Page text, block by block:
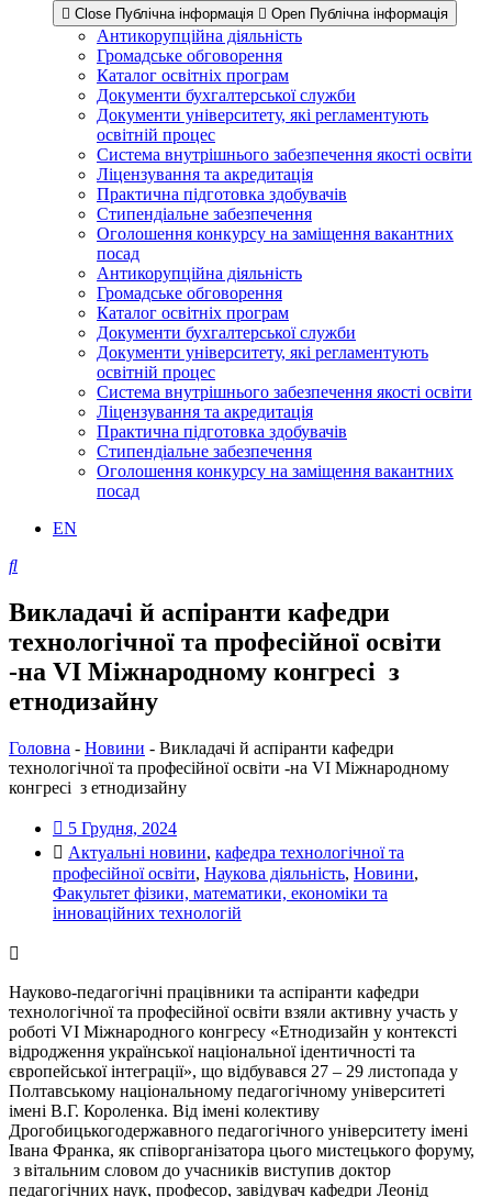
Close Публічна інформація Open Публічна інформація
Антикорупційна діяльність
Громадське обговорення
Каталог освітніх програм
Документи бухгалтерської служби
Документи університету, які регламентують
освітній процес
Система внутрішнього забезпечення якості освіти
Ліцензування та акредитація
Практична підготовка здобувачів
Стипендіальне забезпечення
Оголошення конкурсу на заміщення вакантних
посад
Антикорупційна діяльність
Громадське обговорення
Каталог освітніх програм
Документи бухгалтерської служби
Документи університету, які регламентують
освітній процес
Система внутрішнього забезпечення якості освіти
Ліцензування та акредитація
Практична підготовка здобувачів
Стипендіальне забезпечення
Оголошення конкурсу на заміщення вакантних
посад
EN
Викладачі й аспіранти кафедри
технологічної та професійної освіти
-на VІ Міжнародному конгресі з
етнодизайну
Головна - Новини - Викладачі й аспіранти кафедри
технологічної та професійної освіти -на VІ Міжнародному
конгресі з етнодизайну
5 Грудня, 2024
Актуальні новини, кафедра технологічної та
професійної освіти, Наукова діяльність, Новини,
Факультет фізики, математики, економіки та
інноваційних технологій
Науково-педагогічні працівники та аспіранти кафедри
технологічної та професійної освіти взяли активну участь у
роботі VІ Міжнародного конгресу «Етнодизайн у контексті
відродження української національної ідентичності та
європейської інтеграції», що відбувався 27 – 29 листопада у
Полтавському національному педагогічному університеті
імені В.Г. Короленка. Від імені колективу
Дрогобицькогодержавного педагогічного університету імені
Івана Франка, як співорганізатора цього мистецького форуму,
з вітальним словом до учасників виступив доктор
педагогічних наук, професор, завідувач кафедри Леонід